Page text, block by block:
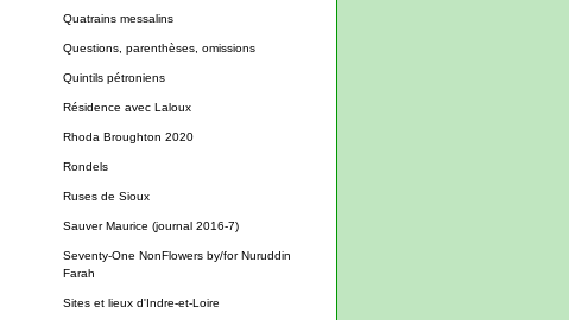
Quatrains messalins
Questions, parenthèses, omissions
Quintils pétroniens
Résidence avec Laloux
Rhoda Broughton 2020
Rondels
Ruses de Sioux
Sauver Maurice (journal 2016-7)
Seventy-One NonFlowers by/for Nuruddin
Farah
Sites et lieux d'Indre-et-Loire